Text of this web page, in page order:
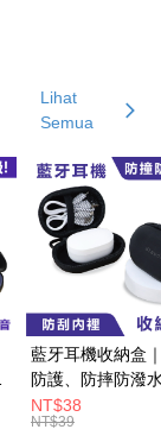
Lihat
Semua
藍牙耳機收納盒
防護、防摔防潑
NT$38
NT$39